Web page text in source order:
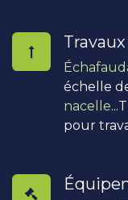
échelle
nacelle
pour